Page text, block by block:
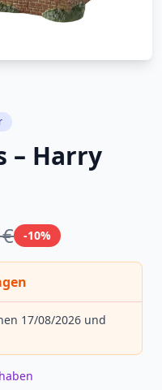
– Harry
-10%
17/08/2026 und